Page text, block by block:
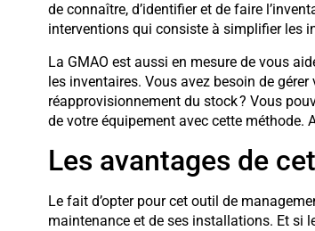
de connaître, d’identifier et de faire
interventions qui consiste à simplifier les
La GMAO est aussi en mesure de vous
les inventaires. Vous avez besoin de
réapprovisionnement du stock ? Vous
de votre équipement avec cette méthode.
Les avantages de
Le fait d’opter pour cet outil de
maintenance et de ses installations. Et si